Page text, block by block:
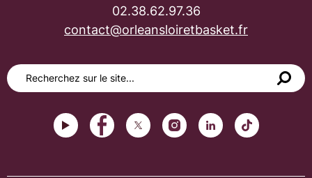
02.38.62.97.36
contact@orleansloiretbasket.fr